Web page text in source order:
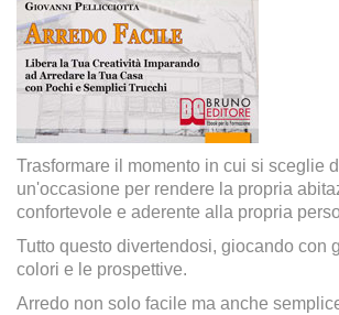
Trasformare il momento in cui si sceglie
un'occasione per rendere la propria
confortevole e aderente alla propria
Tutto questo divertendosi, giocando con
colori e le prospettive.
Arredo non solo facile ma anche